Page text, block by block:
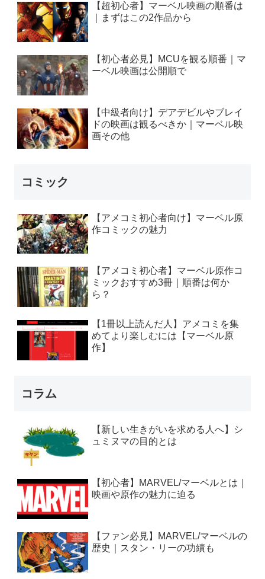
【超初心者】マーベル映画の順番は
｜まずはこの2作品から
【初心者必見】MCUを観る順番｜マ
ーベル映画は公開順で
【中級者向け】デアデビルやブレイ
ドの映画は観るべきか｜マーベル映
画その他
コミック
【アメコミ初心者向け】マーベル原
作コミックの魅力
【アメコミ初心者】マーベル原作コ
ミックおすすめ3冊｜順番は何か
ら？
【1冊以上読んだ人】アメコミを集
めてより楽しむには【マーベル原
作】
コラム
【新しい生きがいを求める人へ】シ
ュミヌマの目的とは
【初心者】MARVEL/マーベルとは｜
映画や原作の魅力に迫る
【ファン必見】MARVEL/マーベルの
歴史｜スタン・リーの功績も